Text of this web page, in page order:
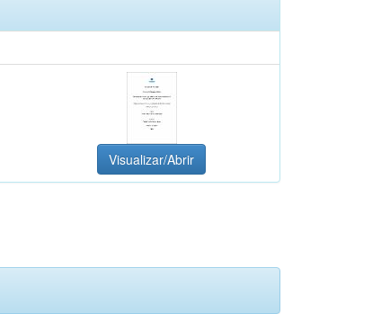
Visualizar/Abrir